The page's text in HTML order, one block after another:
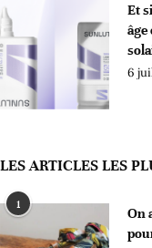
Et
6
LES ARTICLES LES
1
On